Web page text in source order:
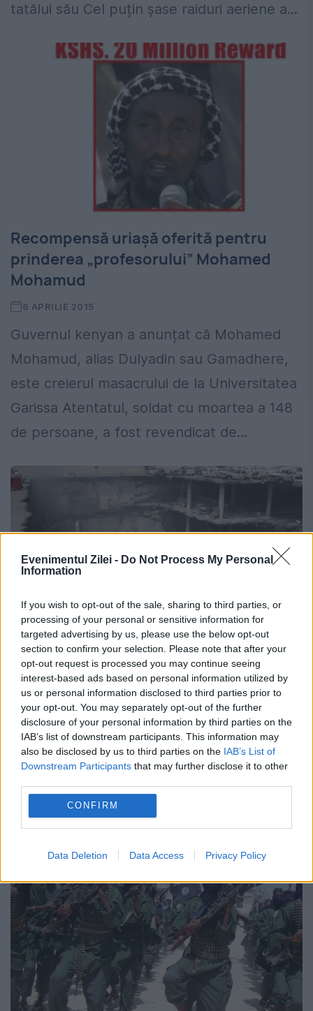
Evenimentul Zilei - Do Not Process My Personal
Information
If you wish to opt-out of the sale, sharing to third parties, or
processing of your personal or sensitive information for
targeted advertising by us, please use the below opt-out
section to confirm your selection. Please note that after your
opt-out request is processed you may continue seeing
interest-based ads based on personal information utilized by
us or personal information disclosed to third parties prior to
your opt-out. You may separately opt-out of the further
disclosure of your personal information by third parties on the
IAB’s list of downstream participants. This information may
also be disclosed by us to third parties on the IAB’s List of
Downstream Participants that may further disclose it to other
CONFIRM
Data Deletion Data Access Privacy Policy
tatălui său Cel puțin șase raiduri aeriene a...
Recompensă uriașă oferită pentru
prinderea „profesorului” Mohamed
Mohamud
6 APRILIE 2015
Guvernul kenyan a anunțat că Mohamed
Mohamud, alias Dulyadin sau Gamadhere,
este creierul masacrului de la Universitatea
Garissa Atentatul, soldat cu moartea a 148
de persoane, a fost revendicat de...
Dronele LICHIDEAZĂ teroriști ca la
JOCURILE video
19 MARTIE 2015
Lovitura unei drone l-a ucis în sudul
Somaliei pe Adnan Garaar, lider al grupării
teroriste Al-Shabaab, a anunțat
Pentagonul. Racheta trimisă de dronă a